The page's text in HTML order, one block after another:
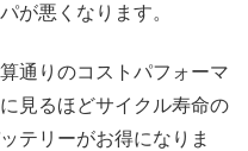
が悪くなります。
通りのコストパフォーマ
見るほどサイクル寿命の
テリーがお得になりま